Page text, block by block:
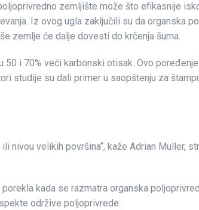
zemljište može što efikasnije
Iz ovog ugla zaključili su da organska
zemlje će dalje dovesti do krčenja šuma.
i 70% veći karbonski otisak. Ovo
studije su dali primer u saopštenju za
nivou velikih površina“, kaže Adrian Muller,
kada se razmatra organska
održive poljoprivrede.